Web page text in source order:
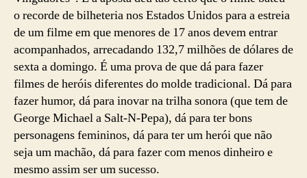
o recorde de bilheteria nos Estados Unidos para a estreia
de um filme em que menores de 17 anos devem entrar
acompanhados, arrecadando 132,7 milhões de dólares de
sexta a domingo. É uma prova de que dá para fazer
filmes de heróis diferentes do molde tradicional. Dá para
fazer humor, dá para inovar na trilha sonora (que tem de
George Michael a Salt-N-Pepa), dá para ter bons
personagens femininos, dá para ter um herói que não
seja um machão, dá para fazer com menos dinheiro e
mesmo assim ser um sucesso.